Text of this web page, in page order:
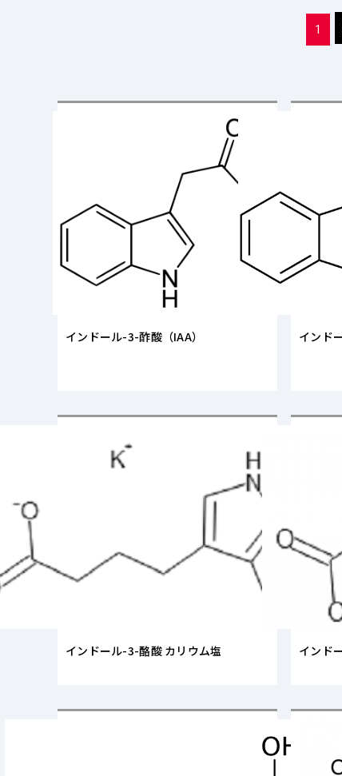
1
インドール-3-酢酸（IAA） インド
インドール-3-酪酸 カリウム塩 インド